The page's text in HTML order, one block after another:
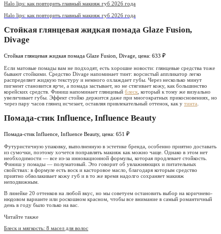
Halo lips: как повторить главный макияж губ 2026 года
Halo lips: как повторить главный макияж губ 2026 года
Стойкая глянцевая жидкая помада Glaze Fusion,
Divage
Стойкая глянцевая жидкая помада Glaze Fusion, Divage, цена: 633 ₽
Если матовые помады вам не подходят, есть хорошие новости: глянцевые средства тоже
бывают стойкими. Средство Divage напоминает тинт: ворсистый аппликатор легко
распределяет жидкую текстуру и немного охлаждает губы. Через несколько минут
пигмент становится ярче, а помада застывает, но не стягивает кожу, как большинство
корейских средств. Финиш напоминает глянцевый блеск , который к тому же визуально
увеличивает губы. Эффект стойко держится даже при многократных прикосновениях, но
через пару часов глянец исчезает, оставляя привлекательный оттенок, как у тинта
Помада-стик Influence, Influence Beauty
Помада-стик Influence, Influence Beauty, цена: 651 ₽
Футуристичную упаковку, выполненную в эстетике бренда, особенно приятно доставать
из сумочки, поэтому хочется поправлять макияж как можно чаще. Однако в этом нет
необходимости — все из-за инновационной формулы, которая продлевает стойкость.
Финиш у помады — полуматовый. Это говорит об увлажняющих и питательных
свойствах: в формуле есть воск и касторовое масло, благодаря которым средство
приятно обволакивает кожу губ и в то же время надолго сохраняет макияж
неподвижным.
В линейке 20 оттенков на любой вкус, но мы советуем остановить выбор на коричнево-
нюдовом варианте или роскошном красном, чтобы все внимание в самый романтичный
день в году было только на вас.
Читайте также
Блеск и мягкость: 8 масел для волос